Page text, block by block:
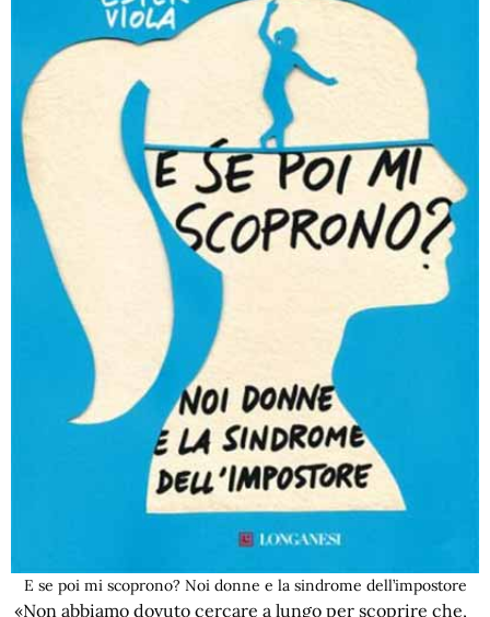
E se poi mi scoprono? Noi donne e la sindrome dell’impostore
«Non abbiamo dovuto cercare a lungo per scoprire che,